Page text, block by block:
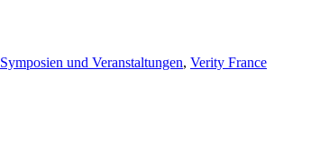
Symposien und Veranstaltungen, Verity France